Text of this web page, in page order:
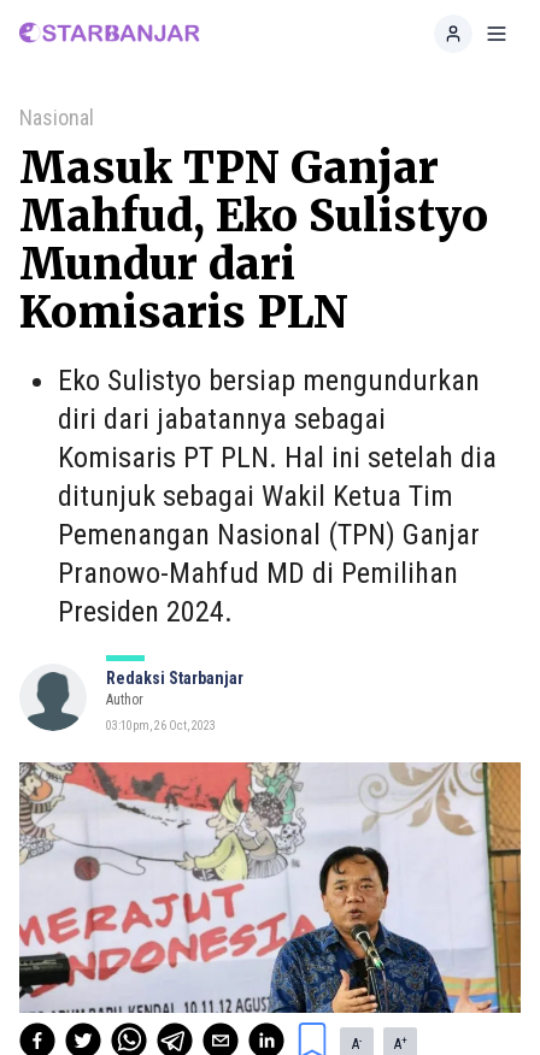
Home
Nasional
Masuk TPN Ganjar
Mahfud, Eko Sulistyo
Mundur dari
Komisaris PLN
Eko Sulistyo bersiap mengundurkan
diri dari jabatannya sebagai
Komisaris PT PLN. Hal ini setelah dia
ditunjuk sebagai Wakil Ketua Tim
Pemenangan Nasional (TPN) Ganjar
Pranowo-Mahfud MD di Pemilihan
Presiden 2024.
Redaksi Starbanjar
Author
03:10pm, 26 Oct, 2023
A- A+